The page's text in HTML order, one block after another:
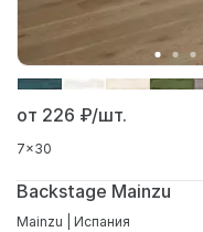
от 226 ₽/шт.
7x30
Backstage Mainzu
Mainzu | Испания